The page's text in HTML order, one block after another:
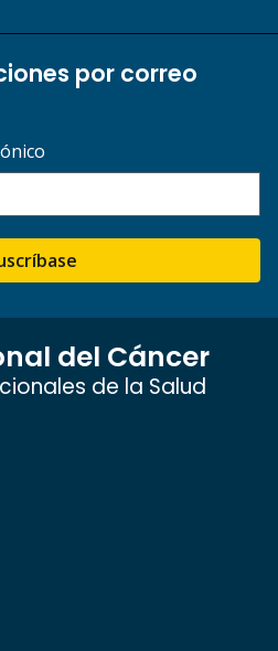
por correo
del Cáncer
de la Salud